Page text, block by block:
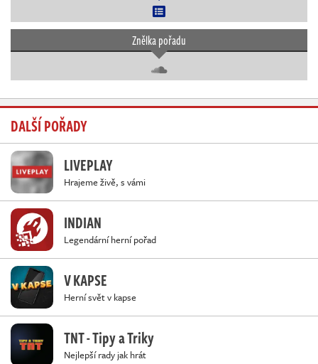
Znělka pořadu
DALŠÍ POŘADY
LIVEPLAY
Hrajeme živě, s vámi
INDIAN
Legendární herní pořad
V KAPSE
Herní svět v kapse
TNT - Tipy a Triky
Nejlepší rady jak hrát